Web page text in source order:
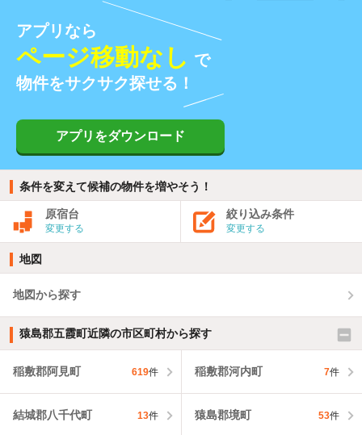
アプリなら
ページ移動なし で
物件をサクサク探せる！
アプリをダウンロード
条件を変えて候補の物件を増やそう！
原宿台
変更する
絞り込み条件
変更する
地図
地図から探す
猿島郡五霞町近隣の市区町村から探す
稲敷郡阿見町 619件 稲敷郡河内町 7件
結城郡八千代町 13件 猿島郡境町 53件